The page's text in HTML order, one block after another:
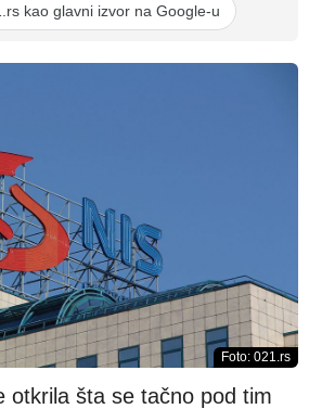
kao glavni izvor na Google-u
Foto: 021.rs
otkrila šta se tačno pod tim